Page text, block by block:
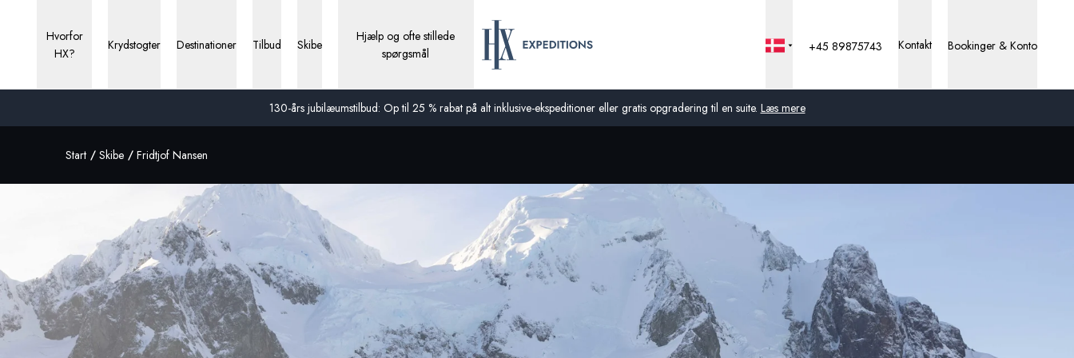
130-års jubilæumstilbud: Op til 25 % rabat på alt inklusive-ekspeditioner eller gratis opgradering til en suite. Læs mere
Hvorfor
HX?
Krydstogter Destinationer Tilbud Skibe
Hjælp og ofte stillede
spørgsmål
USA
Tyskland
Schweiz
+45 89875743 Kontakt Bookinger & Konto
Start Skibe Fridtjof Nansen